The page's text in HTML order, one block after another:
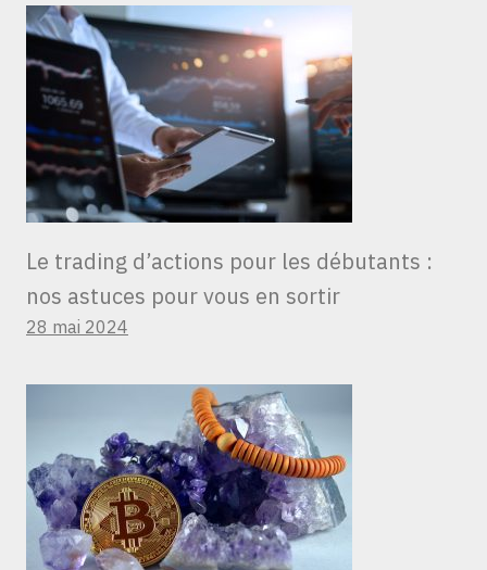
Le trading d’actions pour les débutants :
nos astuces pour vous en sortir
28 mai 2024